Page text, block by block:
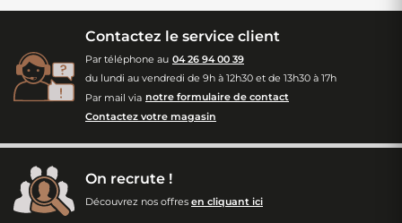
Contactez le service client
Par téléphone au 04 26 94 00 39
du lundi au vendredi de 9h à 12h30 et de 13h30 à 17h
Par mail via notre formulaire de contact
Contactez votre magasin
On recrute !
Découvrez nos offres en cliquant ici